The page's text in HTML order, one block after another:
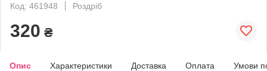
Код: 461948
Роздріб
320 ₴
Опис Характеристики Доставка Оплата Умови